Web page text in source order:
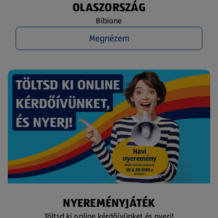
OLASZORSZÁG
Bibione
Megnézem
NYEREMÉNYJÁTÉK